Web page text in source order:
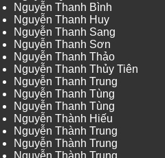
Nguyễn Thanh Bình
Nguyễn Thanh Huy
Nguyễn Thanh Sang
Nguyễn Thanh Sơn
Nguyễn Thanh Thảo
Nguyễn Thanh Thủy Tiên
Nguyễn Thanh Trung
Nguyễn Thanh Tùng
Nguyễn Thanh Tùng
Nguyễn Thành Hiếu
Nguyễn Thành Trung
Nguyễn Thành Trung
Nguyễn Thành Trung